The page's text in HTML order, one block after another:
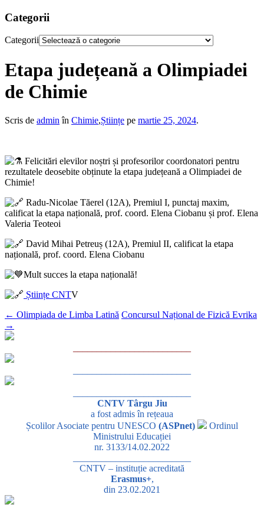
Categorii
Categorii
Etapa județeană a Olimpiadei
de Chimie
Scris de admin în Chimie,Științe pe martie 25, 2024.
Felicitări elevilor noștri și profesorilor coordonatori pentru
rezultatele deosebite obținute la etapa județeană a Olimpiadei de
Chimie!
Radu-Nicolae Tăerel (12A), Premiul I, punctaj maxim,
calificat la etapa națională, prof. coord. Elena Ciobanu și prof. Elena
Valeria Teoteoi
David Mihai Petreuș (12A), Premiul II, calificat la etapa
națională, prof. coord. Elena Ciobanu
Mult succes la etapa națională!
Științe CNTV
← Olimpiada de Limba Latină Concursul Național de Fizică Evrika
→
CNTV Târgu Jiu
a fost admis în rețeaua
Școlilor Asociate pentru UNESCO (ASPnet)
Ordinul
Ministrului Educației
nr. 3133/14.02.2022
CNTV – instituție acreditată
Erasmus+,
din 23.02.2021